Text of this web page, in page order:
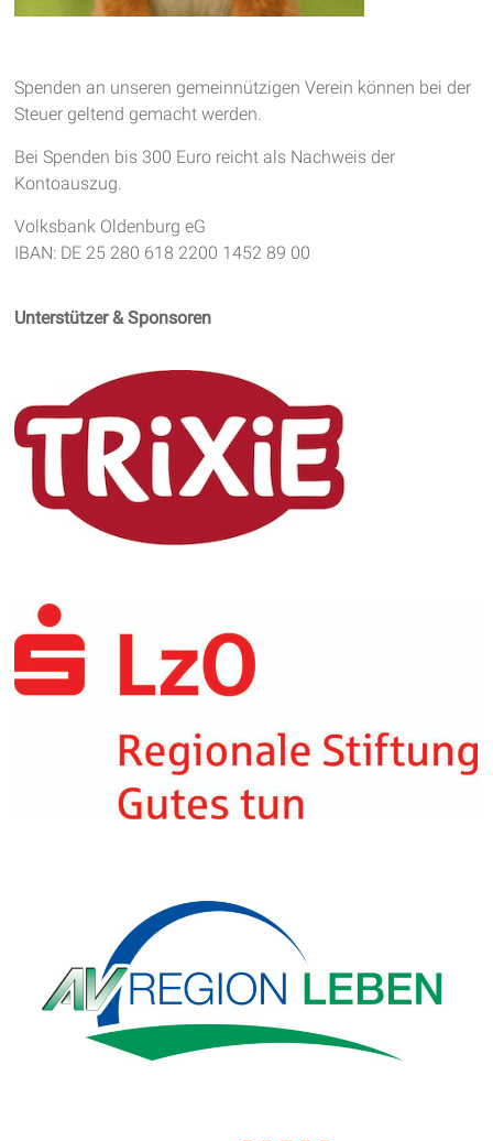
Spenden an unseren gemeinnützigen Verein können bei der
Steuer geltend gemacht werden.
Bei Spenden bis 300 Euro reicht als Nachweis der
Kontoauszug.
Volksbank Oldenburg eG
IBAN: DE 25 280 618 2200 1452 89 00
Unterstützer & Sponsoren